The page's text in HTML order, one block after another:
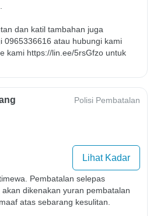
dan katil tambahan juga
0965336616 atau hubungi kami
kami https://lin.ee/5rsGfzo untuk
Polisi Pembatalan
Lihat Kadar
Pembatalan selepas
dikenakan yuran pembatalan
atas sebarang kesulitan.